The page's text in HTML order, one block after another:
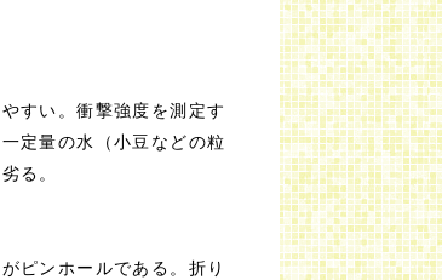
すい。衝撃強度を測定す
定量の水（小豆などの粒
る。
ピンホールである。折り